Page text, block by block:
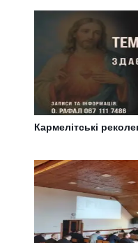
Кармелітські